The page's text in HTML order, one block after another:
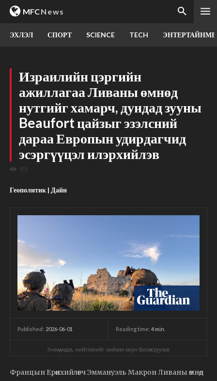
MFCNews
ЭХЛЭЛ СПОРТ SCIENCE TECH
Израилийн цэргийн
ажиллагаа Ливаны өмнөд
нутгийг хамарч, дундад зууны
Beaufort цайзыг эзэлсний
дараа Европын удирдагчид
эсэргүүцэл илэрхийлэв
103
Геополитик | Дайн
Published: 2026-06-01 Reading time: 4 min.
Энэхүү мэдээ, нийтлэлийг хиймэл оюун боловсруулав.
Францын Ерөнхийлөгч Эммануэль Макрон Ливаны өмнөд